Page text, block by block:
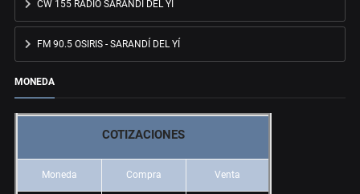
CW 155 RADIO SARANDÍ DEL YÍ
FM 90.5 OSIRIS - SARANDÍ DEL YÍ
MONEDA
COTIZACIONES
Moneda Compra Venta